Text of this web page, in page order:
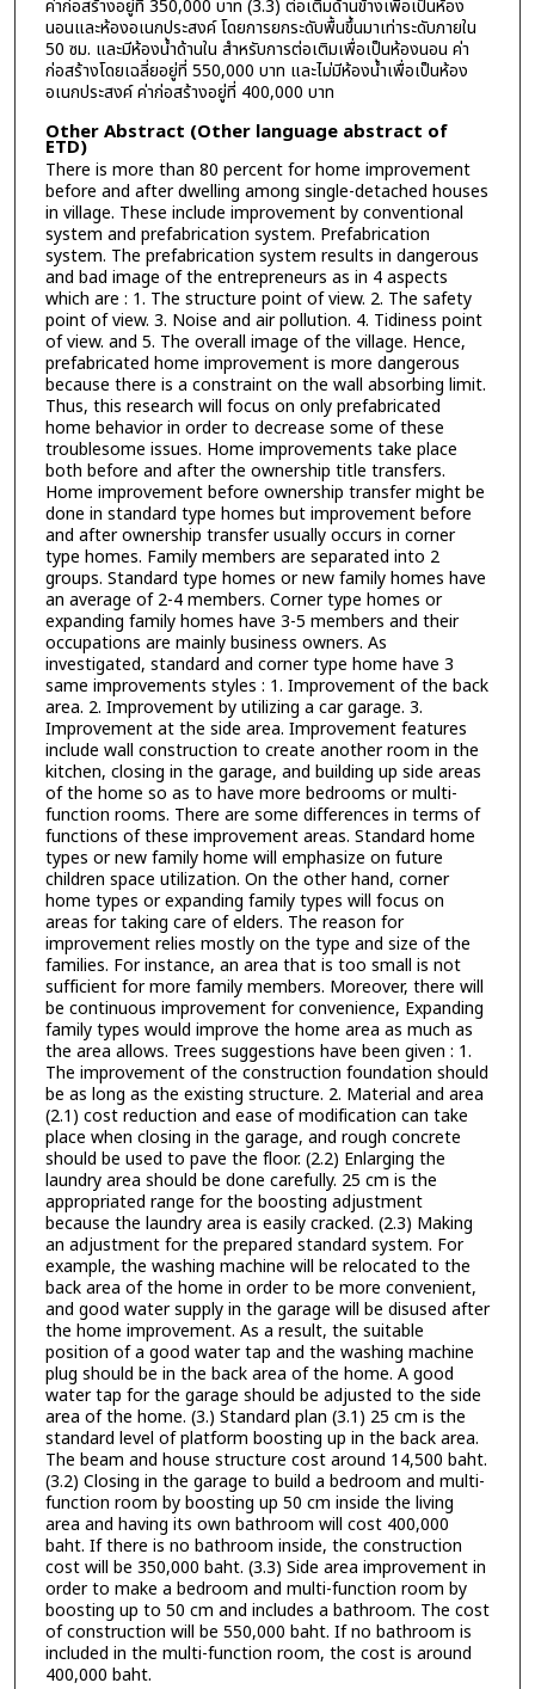
ค่าก่อสร้างอยู่ที่ 350,000 บาท (3.3) ต่อเติมด้านข้างเพื่อเป็นห้อง
นอนและห้องอเนกประสงค์ โดยการยกระดับพื้นขึ้นมาเท่าระดับภายใน
50 ซม. และมีห้องน้ำด้านใน สำหรับการต่อเติมเพื่อเป็นห้องนอน ค่า
ก่อสร้างโดยเฉลี่ยอยู่ที่ 550,000 บาท และไม่มีห้องน้ำเพื่อเป็นห้อง
อเนกประสงค์ ค่าก่อสร้างอยู่ที่ 400,000 บาท
Other Abstract (Other language abstract of
ETD)
There is more than 80 percent for home improvement
before and after dwelling among single-detached houses
in village. These include improvement by conventional
system and prefabrication system. Prefabrication
system. The prefabrication system results in dangerous
and bad image of the entrepreneurs as in 4 aspects
which are : 1. The structure point of view. 2. The safety
point of view. 3. Noise and air pollution. 4. Tidiness point
of view. and 5. The overall image of the village. Hence,
prefabricated home improvement is more dangerous
because there is a constraint on the wall absorbing limit.
Thus, this research will focus on only prefabricated
home behavior in order to decrease some of these
troublesome issues. Home improvements take place
both before and after the ownership title transfers.
Home improvement before ownership transfer might be
done in standard type homes but improvement before
and after ownership transfer usually occurs in corner
type homes. Family members are separated into 2
groups. Standard type homes or new family homes have
an average of 2-4 members. Corner type homes or
expanding family homes have 3-5 members and their
occupations are mainly business owners. As
investigated, standard and corner type home have 3
same improvements styles : 1. Improvement of the back
area. 2. Improvement by utilizing a car garage. 3.
Improvement at the side area. Improvement features
include wall construction to create another room in the
kitchen, closing in the garage, and building up side areas
of the home so as to have more bedrooms or multi-
function rooms. There are some differences in terms of
functions of these improvement areas. Standard home
types or new family home will emphasize on future
children space utilization. On the other hand, corner
home types or expanding family types will focus on
areas for taking care of elders. The reason for
improvement relies mostly on the type and size of the
families. For instance, an area that is too small is not
sufficient for more family members. Moreover, there will
be continuous improvement for convenience, Expanding
family types would improve the home area as much as
the area allows. Trees suggestions have been given : 1.
The improvement of the construction foundation should
be as long as the existing structure. 2. Material and area
(2.1) cost reduction and ease of modification can take
place when closing in the garage, and rough concrete
should be used to pave the floor. (2.2) Enlarging the
laundry area should be done carefully. 25 cm is the
appropriated range for the boosting adjustment
because the laundry area is easily cracked. (2.3) Making
an adjustment for the prepared standard system. For
example, the washing machine will be relocated to the
back area of the home in order to be more convenient,
and good water supply in the garage will be disused after
the home improvement. As a result, the suitable
position of a good water tap and the washing machine
plug should be in the back area of the home. A good
water tap for the garage should be adjusted to the side
area of the home. (3.) Standard plan (3.1) 25 cm is the
standard level of platform boosting up in the back area.
The beam and house structure cost around 14,500 baht.
(3.2) Closing in the garage to build a bedroom and multi-
function room by boosting up 50 cm inside the living
area and having its own bathroom will cost 400,000
baht. If there is no bathroom inside, the construction
cost will be 350,000 baht. (3.3) Side area improvement in
order to make a bedroom and multi-function room by
boosting up to 50 cm and includes a bathroom. The cost
of construction will be 550,000 baht. If no bathroom is
included in the multi-function room, the cost is around
400,000 baht.